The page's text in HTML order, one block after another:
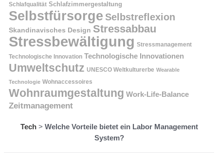
Schlafqualität Schlafzimmergestaltung
Selbstfürsorge Selbstreflexion
Skandinavisches Design Stressabbau
Stressbewältigung Stressmanagement
Technologische Innovation Technologische Innovationen
Umweltschutz UNESCO Weltkulturerbe Wearable
Technologie Wohnaccessoires
Wohnraumgestaltung Work-Life-Balance
Zeitmanagement
Tech> Welche Vorteile bietet ein Labor Management
System?